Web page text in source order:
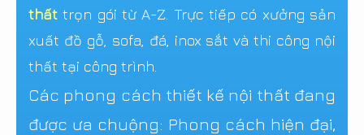
thất trọn gói từ A-Z. Trực tiếp có xưởng sản
xuất đồ gỗ, sofa, đá, inox sắt và thi công nội
thất tại công trình.
Các phong cách thiết kế nội thất đang
được ưa chuộng: Phong cách hiện đại,